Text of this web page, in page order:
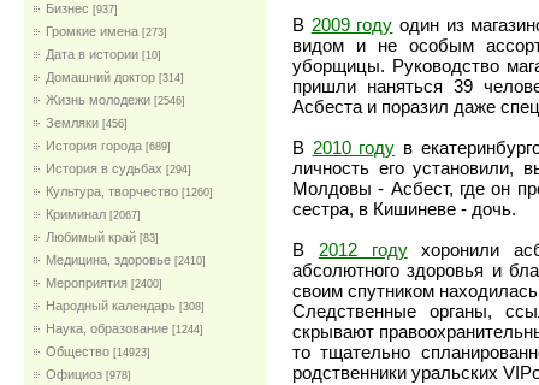
Бизнес [937]
Громкие имена [273]
Дата в истории [10]
Домашний доктор [314]
Жизнь молодежи [2546]
Земляки [456]
История города [689]
История в судьбах [294]
Культура, творчество [1260]
Криминал [2067]
Любимый край [83]
Медицина, здоровье [2410]
Мероприятия [2400]
Народный календарь [308]
Наука, образование [1244]
Общество [14923]
Официоз [978]
В 2009 году один из
видом и не особым
уборщицы. Руководство
пришли наняться 39
Асбеста и поразил даже
В 2010 году в
личность его установили,
Молдовы - Асбест, где он
сестра, в Кишиневе - дочь.
В 2012 годухоронили
абсолютного здоровья и
своим спутником
Следственные органы,
скрывают
то тщательно
родственники уральских